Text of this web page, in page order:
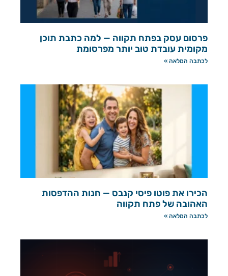
פרסום עסק בפתח תקווה — למה כתבת תוכן
מקומית עובדת טוב יותר מפרסומת
לכתבה המלאה »
הכירו את פוטו פיסי קנבס — חנות ההדפסות
האהובה של פתח תקווה
לכתבה המלאה »